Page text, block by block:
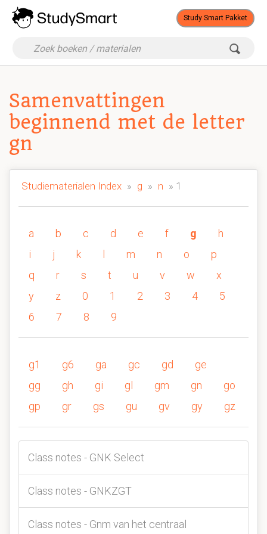
Study Smart Pakket
Samenvattingen
beginnend met de letter
gn
Studiematerialen Index » g » n » 1
a b c d e f g
h
i
j k m n o
p
q
r s t u v w
x
y
z 0 1 2 3 4
5
6
7 8 9
g1 g6 ga gc gd
ge
gg
gh gi gl gm gn
go
gp
gr gs gu gv gy gz
Class notes - GNK Select
Class notes - GNKZGT
Class notes - Gnm van het centraal